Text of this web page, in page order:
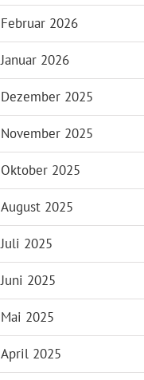
Februar 2026
Januar 2026
Dezember 2025
November 2025
Oktober 2025
August 2025
Juli 2025
Juni 2025
Mai 2025
April 2025